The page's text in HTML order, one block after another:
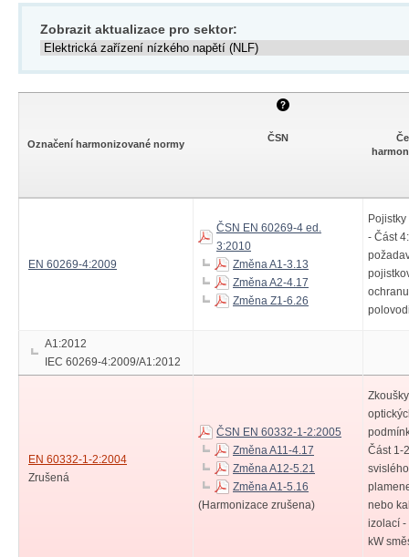
Zobrazit aktualizace pro sektor:
Označení harmonizované normy
ČSN
EN 60269-4:2009
ČSN EN 60269-4 ed.
3:2010
Změna A1-3.13
Změna A2-4.17
Změna Z1-6.26
- Část
ochranu
A1:2012
IEC 60269-4:2009/A1:2012
EN 60332-1-2:2004
Zrušená
ČSN EN 60332-1-2:2005
Změna A11-4.17
Změna A12-5.21
Změna A1-5.16
(Harmonizace zrušena)
Část 1-
nebo
izolací -
kW